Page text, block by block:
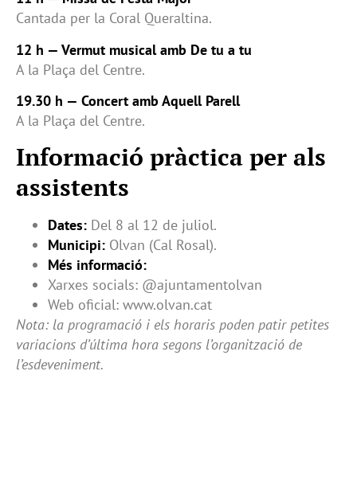
Cantada per la Coral Queraltina.
12 h — Vermut musical amb De tu a tu
A la Plaça del Centre.
19.30 h — Concert amb Aquell Parell
A la Plaça del Centre.
Informació pràctica per als
assistents
Dates: Del 8 al 12 de juliol.
Municipi: Olvan (Cal Rosal).
Més informació:
Xarxes socials: @ajuntamentolvan
Web oficial: www.olvan.cat
Nota: la programació i els horaris poden patir petites
variacions d’última hora segons l’organització de
l’esdeveniment.